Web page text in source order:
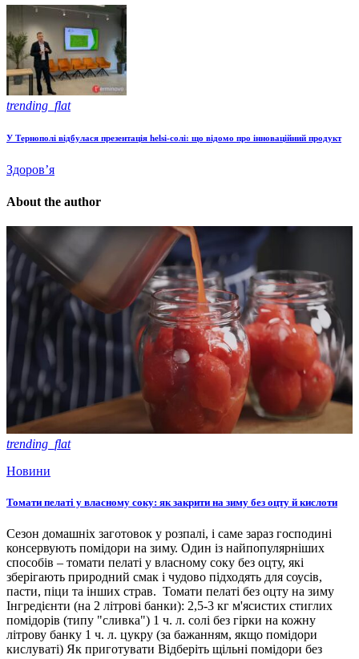
trending_flat
У Тернополі відбулася презентація helsi-солі: що відомо про інноваційний продукт
Здоров’я
About the author
trending_flat
Новини
Томати пелаті у власному соку: як закрити на зиму без оцту й кислоти
Сезон домашніх заготовок у розпалі, і саме зараз господині
консервують помідори на зиму. Один із найпопулярніших
способів – томати пелаті у власному соку без оцту, які
зберігають природний смак і чудово підходять для соусів,
пасти, піци та інших страв. Томати пелаті без оцту на зиму
Інгредієнти (на 2 літрові банки): 2,5-3 кг м'ясистих стиглих
помідорів (типу "сливка") 1 ч. л. солі без гірки на кожну
літрову банку 1 ч. л. цукру (за бажанням, якщо помідори
кислуваті) Як приготувати Відберіть щільні помідори без